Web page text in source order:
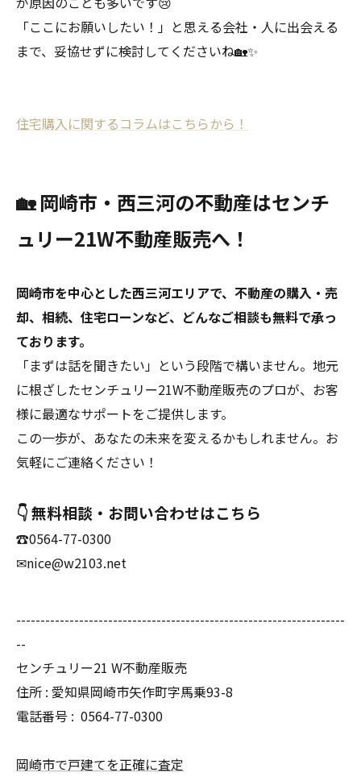
「ここにお願いしたい！」と思える会社・人に出会える
まで、妥協せずに検討してくださいね🏡✨
住宅購入に関するコラムはこちらから！
🏡 岡崎市・西三河の不動産はセンチ
ュリー21W不動産販売へ！
岡崎市を中心とした西三河エリアで、不動産の購入・売
却、相続、住宅ローンなど、どんなご相談も無料で承っ
ております。
「まずは話を聞きたい」という段階で構いません。地元
に根ざしたセンチュリー21W不動産販売のプロが、お客
様に最適なサポートをご提供します。
この一歩が、あなたの未来を変えるかもしれません。お
気軽にご連絡ください！
👇 無料相談・お問い合わせはこちら
☎0564-77-0300
✉nice@w2103.net
--------------------------------------------------------------------
--
センチュリー21 W不動産販売
住所 : 愛知県岡崎市矢作町字馬乗93-8
電話番号 : 0564-77-0300
岡崎市で戸建てを正確に査定